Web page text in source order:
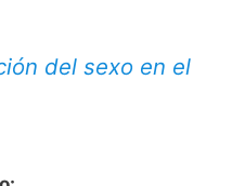
del sexo en el